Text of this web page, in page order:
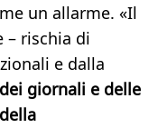
un allarme. «Il
– rischia di
e dalla
giornali e delle